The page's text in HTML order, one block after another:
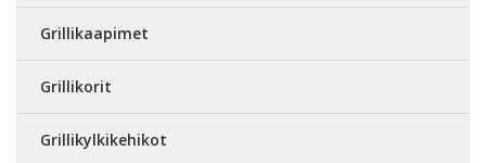
Grillikaapimet
Grillikorit
Grillikylkikehikot